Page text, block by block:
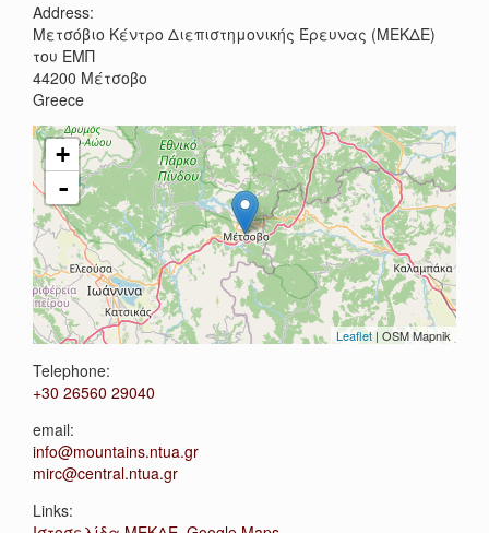
Address:
Μετσόβιο Κέντρο Διεπιστημονικής Έρευνας (ΜΕΚΔΕ)
του ΕΜΠ
44200 Μέτσοβο
Greece
+
-
Leaflet | OSM Mapnik
Telephone:
+30 26560 29040
email:
info@mountains.ntua.gr
mirc@central.ntua.gr
Links: